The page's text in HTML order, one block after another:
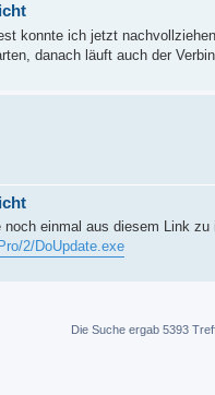
konnte ich jetzt
danach läuft auch der
einmal aus diesem Link zu
2/DoUpdate.exe
Die Suche ergab 5393